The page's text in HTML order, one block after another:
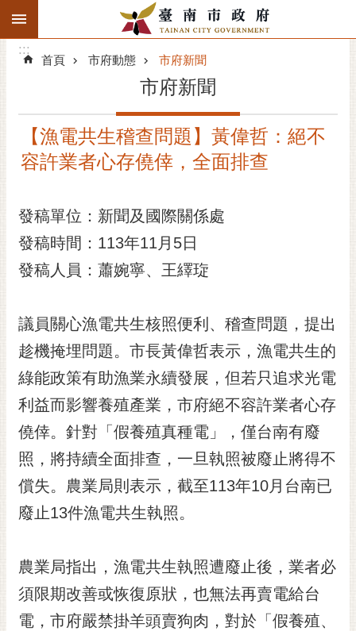
跳到主要內容區塊
搜
階
精彩府城
市府團隊
主題服務
市民互動
黃
偉
哲
螢
光
花
泉
祭
網
站
:::
:::
首頁 市府動態 市府新聞
市府新聞
【漁電共生稽查問題】黃偉哲：絕不
容許業者心存僥倖，全面排查
發稿單位：新聞及國際關係處
發稿時間：113年11月5日
發稿人員：蕭婉寧、王繹琁
議員關心漁電共生核照便利、稽查問題，提出
趁機掩埋問題。市長黃偉哲表示，漁電共生的
綠能政策有助漁業永續發展，但若只追求光電
利益而影響養殖產業，市府絕不容許業者心存
僥倖。針對「假養殖真種電」，僅台南有廢
照，將持續全面排查，一旦執照被廢止將得不
償失。農業局則表示，截至113年10月台南已
廢止13件漁電共生執照。
農業局指出，漁電共生執照遭廢止後，業者必
須限期改善或恢復原狀，也無法再賣電給台
電，市府嚴禁掛羊頭賣狗肉，對於「假養殖、